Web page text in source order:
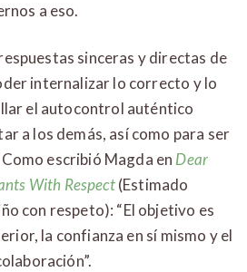
a eso.
sinceras y directas de
internalizar lo correcto y lo
el autocontrol auténtico
a los demás, así como para ser
escribió Magda en Dear
With Respect(Estimado
con respeto): “El objetivo es
la confianza en sí mismo y el